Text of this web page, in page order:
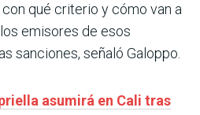
qué criterio y cómo van a
emisores de esos
sanciones, señaló Galoppo.
asumirá en Cali tras